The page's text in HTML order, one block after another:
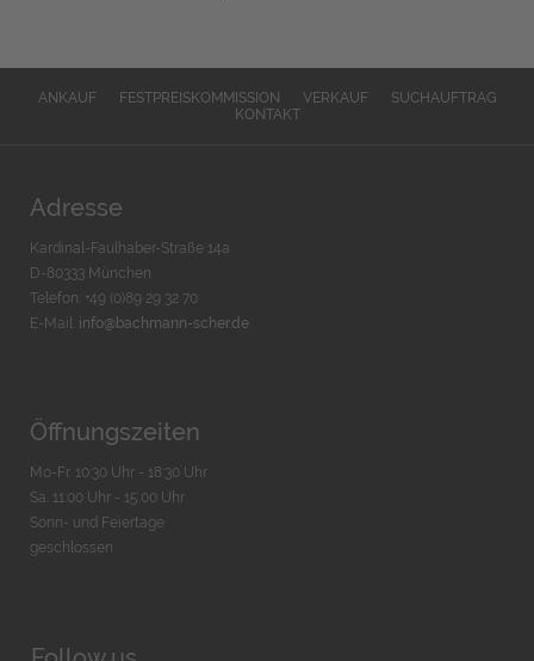
ANKAUF FESTPREISKOMMISSION VERKAUF
SUCHAUFTRAG
KONTAKT
Adresse
Kardinal-Faulhaber-Straße 14a
D-80333 München
Telefon: +49 (0)89 29 32 70
E-Mail: info@bachmann-scher.de
Öffnungszeiten
Mo-Fr. 10:30 Uhr - 18:30 Uhr
Sa. 11:00 Uhr - 15.00 Uhr
Sonn- und Feiertage
geschlossen